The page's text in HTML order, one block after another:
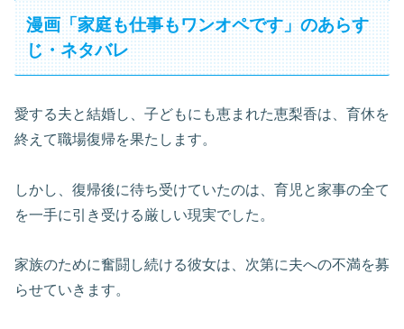
漫画「家庭も仕事もワンオペです」のあらす
じ・ネタバレ
愛する夫と結婚し、子どもにも恵まれた恵梨香は、育休を
終えて職場復帰を果たします。
しかし、復帰後に待ち受けていたのは、育児と家事の全て
を一手に引き受ける厳しい現実でした。
家族のために奮闘し続ける彼女は、次第に夫への不満を募
らせていきます。